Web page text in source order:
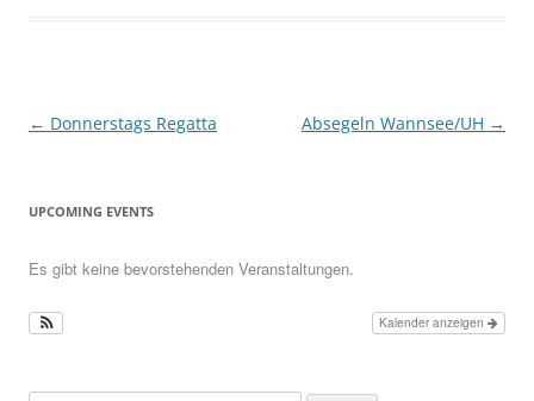
Beitragsnavigation
← Donnerstags Regatta Absegeln Wannsee/UH →
UPCOMING EVENTS
Es gibt keine bevorstehenden Veranstaltungen.
Kalender anzeigen